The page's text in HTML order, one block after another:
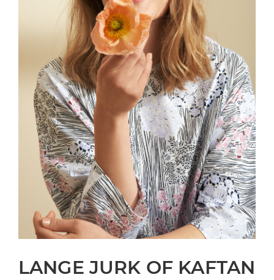
LANGE JURK OF KAFTAN